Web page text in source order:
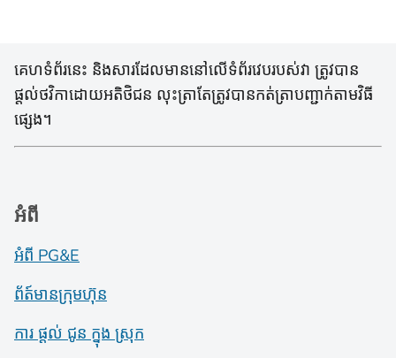
គេហទំព័រនេះ និងសារដែលមាននៅលើទំព័រវេបរបស់វា ត្រូវបាន
ផ្តល់ថវិកាដោយអតិថិជន លុះត្រាតែត្រូវបានកត់ត្រាបញ្ជាក់តាមវិធី
ផ្សេង។
អំពី
អំពី PG&E
ព័ត៍​មាន​ក្រុមហ៊ុន
ការ ផ្តល់ ជូន ក្នុង ស្រុក